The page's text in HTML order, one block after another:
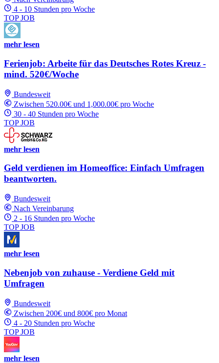
4 - 10 Stunden pro Woche
TOP JOB
mehr lesen
Ferienjob: Arbeite für das Deutsches Rotes Kreuz -
mind. 520€/Woche
Bundesweit
Zwischen 520.00€ und 1,000.00€ pro Woche
30 - 40 Stunden pro Woche
TOP JOB
mehr lesen
Geld verdienen im Homeoffice: Einfach Umfragen
beantworten.
Bundesweit
Nach Vereinbarung
2 - 16 Stunden pro Woche
TOP JOB
mehr lesen
Nebenjob von zuhause - Verdiene Geld mit
Umfragen
Bundesweit
Zwischen 200€ und 800€ pro Monat
4 - 20 Stunden pro Woche
TOP JOB
mehr lesen